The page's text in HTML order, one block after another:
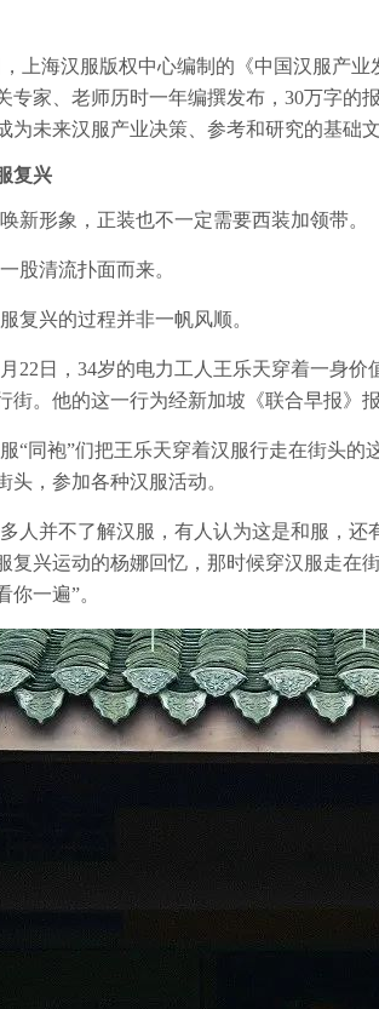
上海汉服版权中心编制的《中国汉服产
专家、老师历时一年编撰发布，30万字的
为未来汉服产业决策、参考和研究的基础文
复兴
新形象，正装也不一定需要西装加领带。
股清流扑面而来。
复兴的过程并非一帆风顺。
月22日，34岁的电力工人王乐天穿着一身
街。他的这一行为经新加坡《联合早报》
“同袍”们把王乐天穿着汉服行走在街头
头，参加各种汉服活动。
人并不了解汉服，有人认为这是和服，
复兴运动的杨娜回忆，那时候穿汉服走在
你一遍”。